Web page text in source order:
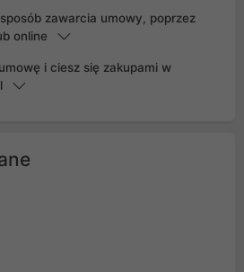
zawarcia umowy, poprzez
online
i ciesz się zakupami w